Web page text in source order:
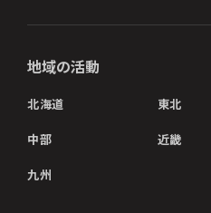
地域の活動
北海道 東北
中部 近畿
九州